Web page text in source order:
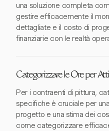
una soluzione completa
gestire efficacemente il
dettagliate e il costo di
finanziarie con le realtà
Categorizzare le Ore per
Per i contraenti di pittura,
specifiche è cruciale per
progetto e una stima dei
come categorizzare